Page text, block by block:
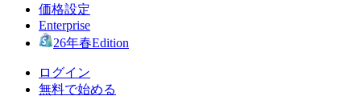
価格設定
Enterprise
26年春Edition
ログイン
無料で始める